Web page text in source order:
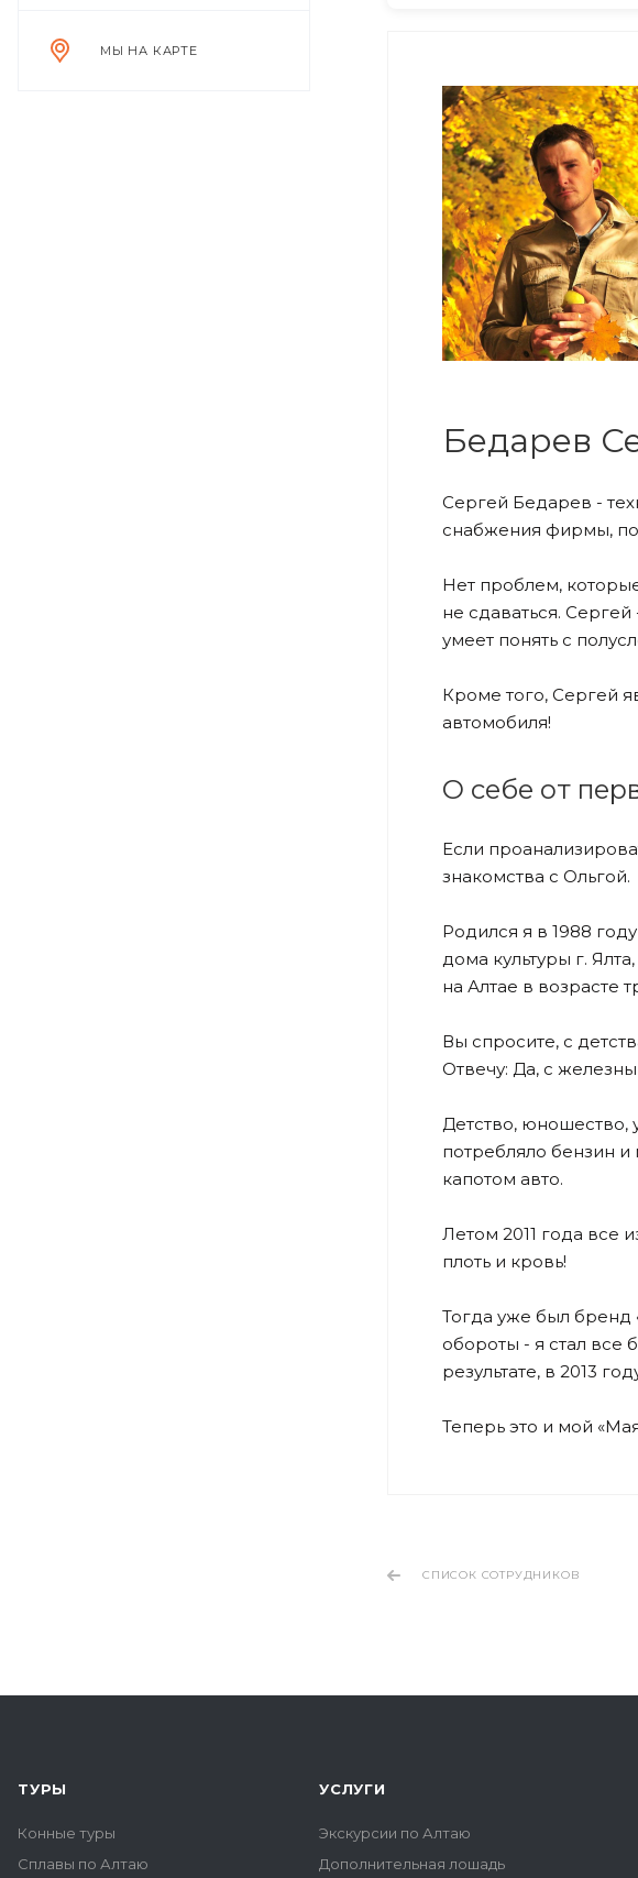
МЫ НА КАРТЕ
Бедарев
Сергей Бедарев -
снабжения фирмы,
Нет проблем,
не сдаваться.
умеет понять с
Кроме того, Сергей
автомобиля!
О себе от
Если
знакомства с Ольгой.
Родился я в 1988
дома культуры г.
на Алтае в возрасте
Вы спросите, с
Отвечу: Да, с
Детство, юношество,
потребляло бензин
капотом авто.
Летом 2011 года все
плоть и кровь!
Тогда уже был бренд
обороты - я стал все
результате, в 2013
Теперь это и мой
СПИСОК СОТРУДНИКОВ
ТУРЫ
Конные туры
Сплавы по Алтаю
УСЛУГИ
Экскурсии по Алтаю
Дополнительная лошадь